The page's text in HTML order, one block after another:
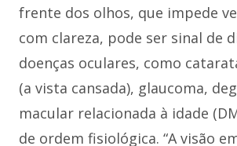
frente dos olhos, que impede
com clareza, pode ser sinal de
doenças oculares, como
(a vista cansada), glaucoma,
macular relacionada à idade
de ordem fisiológica. “A visão